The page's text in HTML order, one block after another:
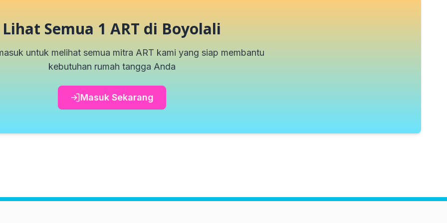
Lihat Semua 1 ART di Boyolali
untuk melihat semua mitra ART kami yang siap membantu
kebutuhan rumah tangga Anda
Masuk Sekarang